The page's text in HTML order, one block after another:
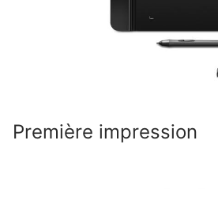
Première impression